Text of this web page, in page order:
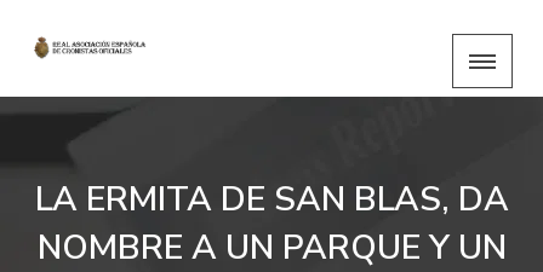
LA ERMITA DE SAN BLAS, DA
NOMBRE A UN PARQUE Y UN